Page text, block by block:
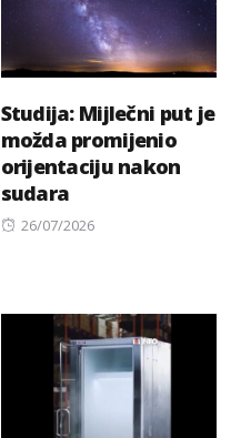
Studija: Mijlečni put je
možda promijenio
orijentaciju nakon
sudara
Posted
26/07/2026